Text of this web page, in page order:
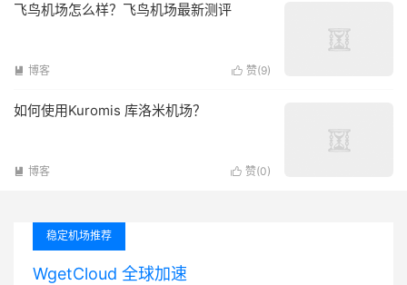
飞鸟机场怎么样？飞鸟机场最新测评
 赞(9)
 博客
如何使用Kuromis 库洛米机场？
 赞(0)
 博客
稳定机场推荐
WgetCloud 全球加速